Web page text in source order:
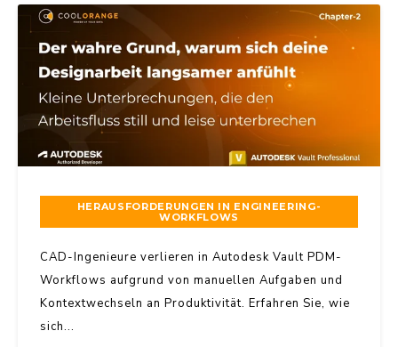
HERAUSFORDERUNGEN IN ENGINEERING-
WORKFLOWS
CAD-Ingenieure verlieren in Autodesk Vault PDM-
Workflows aufgrund von manuellen Aufgaben und
Kontextwechseln an Produktivität. Erfahren Sie, wie
sich...